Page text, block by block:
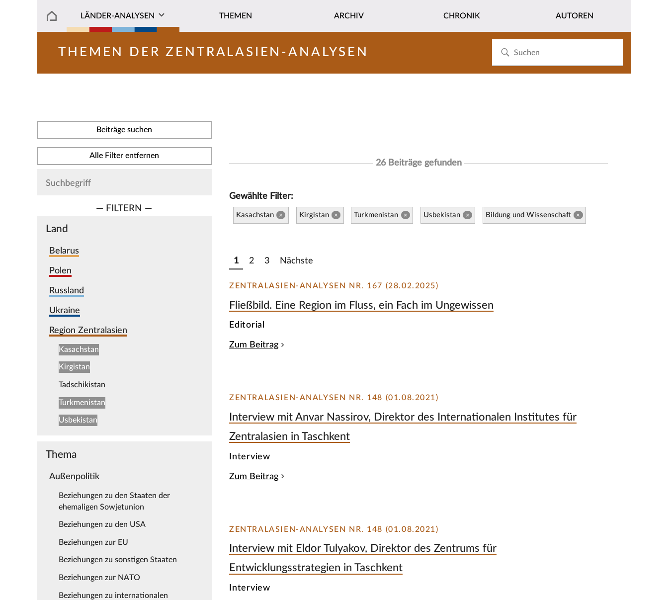
LÄNDER-ANALYSEN THEMEN ARCHIV CHRONIK AUTOREN
THEMEN DER ZENTRALASIEN-ANALYSEN
Beiträge suchen
Alle Filter entfernen
— FILTERN —
Land
Belarus
Polen
Russland
Ukraine
Region Zentralasien
Kasachstan
Kirgistan
Tadschikistan
Turkmenistan
Usbekistan
Thema
Außenpolitik
Beziehungen zu den Staaten der
ehemaligen Sowjetunion
Beziehungen zu den USA
Beziehungen zur EU
Beziehungen zu sonstigen Staaten
Beziehungen zur NATO
Beziehungen zu internationalen
26 Beiträge gefunden
Gewählte Filter:
Kasachstan × Kirgistan × Turkmenistan × Usbekistan × Bildung und Wissenschaft ×
1 2 3 Nächste
ZENTRALASIEN-ANALYSEN NR. 167 (28.02.2025)
Fließbild. Eine Region im Fluss, ein Fach im Ungewissen
Editorial
Zum Beitrag
ZENTRALASIEN-ANALYSEN NR. 148 (01.08.2021)
Interview mit Anvar Nassirov, Direktor des Internationalen Institutes für
Zentralasien in Taschkent
Interview
Zum Beitrag
ZENTRALASIEN-ANALYSEN NR. 148 (01.08.2021)
Interview mit Eldor Tulyakov, Direktor des Zentrums für
Entwicklungsstrategien in Taschkent
Interview